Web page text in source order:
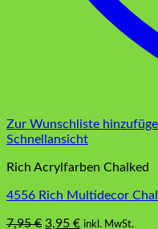
Zur Wunschliste
Schnellansicht
Rich Acrylfarben Chalked
4556 Rich Multidecor
7,95€ Ursprünglicher
3,95 €Aktueller
inkl. MwSt.